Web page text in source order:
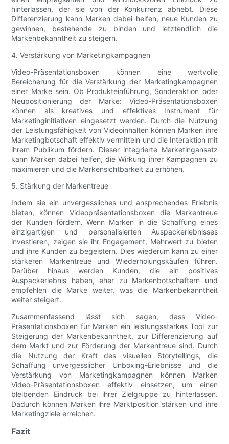
hinterlassen, der sie von der Konkurrenz abhebt. Diese
Differenzierung kann Marken dabei helfen, neue Kunden zu
gewinnen, bestehende zu binden und letztendlich die
Markenbekanntheit zu steigern.
4. Verstärkung von Marketingkampagnen
Video-Präsentationsboxen können eine wertvolle
Bereicherung für die Verstärkung der Marketingkampagnen
einer Marke sein. Ob Produkteinführung, Sonderaktion oder
Neupositionierung der Marke: Video-Präsentationsboxen
können als kreatives und effektives Instrument für
Marketinginitiativen eingesetzt werden. Durch die Nutzung
der Leistungsfähigkeit von Videoinhalten können Marken ihre
Marketingbotschaft effektiv vermitteln und die Interaktion mit
ihrem Publikum fördern. Dieser integrierte Marketingansatz
kann Marken dabei helfen, die Wirkung ihrer Kampagnen zu
maximieren und die Markensichtbarkeit zu erhöhen.
5. Stärkung der Markentreue
Indem sie ein unvergessliches und ansprechendes Erlebnis
bieten, können Videopräsentationsboxen die Markentreue
der Kunden fördern. Wenn Marken in die Schaffung eines
einzigartigen und personalisierten Auspackerlebnisses
investieren, zeigen sie ihr Engagement, Mehrwert zu bieten
und ihre Kunden zu begeistern. Dies wiederum kann zu einer
stärkeren Markentreue und Wiederholungskäufen führen.
Darüber hinaus werden Kunden, die ein positives
Auspackerlebnis haben, eher zu Markenbotschaftern und
empfehlen die Marke weiter, was die Markenbekanntheit
weiter steigert.
Zusammenfassend lässt sich sagen, dass Video-
Präsentationsboxen für Marken ein leistungsstarkes Tool zur
Steigerung der Markenbekanntheit, zur Differenzierung auf
dem Markt und zur Förderung der Markentreue sind. Durch
die Nutzung der Kraft des visuellen Storytellings, die
Schaffung unvergesslicher Unboxing-Erlebnisse und die
Verstärkung von Marketingkampagnen können Marken
Video-Präsentationsboxen effektiv einsetzen, um einen
bleibenden Eindruck bei ihrer Zielgruppe zu hinterlassen.
Dadurch können Marken ihre Marktposition stärken und ihre
Marketingziele erreichen.
Fazit